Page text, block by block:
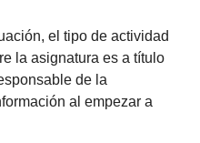
el tipo de actividad
la asignatura es a título
de la
al empezar a